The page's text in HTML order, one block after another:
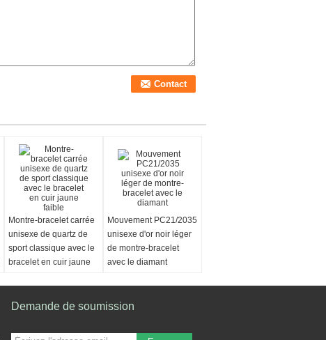
Montre-bracelet carrée
unisexe de quartz de
sport classique avec le
bracelet en cuir jaune
Mouvement PC21/2035
unisexe d'or noir léger
de montre-bracelet
avec le diamant
Demande de soumission